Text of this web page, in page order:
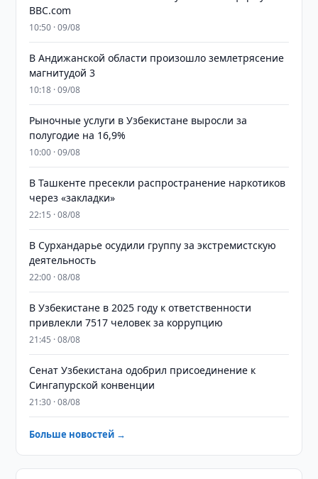
BBC.com
10:50 · 09/08
В Андижанской области произошло землетрясение
магнитудой 3
10:18 · 09/08
Рыночные услуги в Узбекистане выросли за
полугодие на 16,9%
10:00 · 09/08
В Ташкенте пресекли распространение наркотиков
через «закладки»
22:15 · 08/08
В Сурхандарье осудили группу за экстремистскую
деятельность
22:00 · 08/08
В Узбекистане в 2025 году к ответственности
привлекли 7517 человек за коррупцию
21:45 · 08/08
Сенат Узбекистана одобрил присоединение к
Сингапурской конвенции
21:30 · 08/08
Больше новостей →